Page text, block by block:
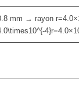
mm → rayon
4}r=4.0×1